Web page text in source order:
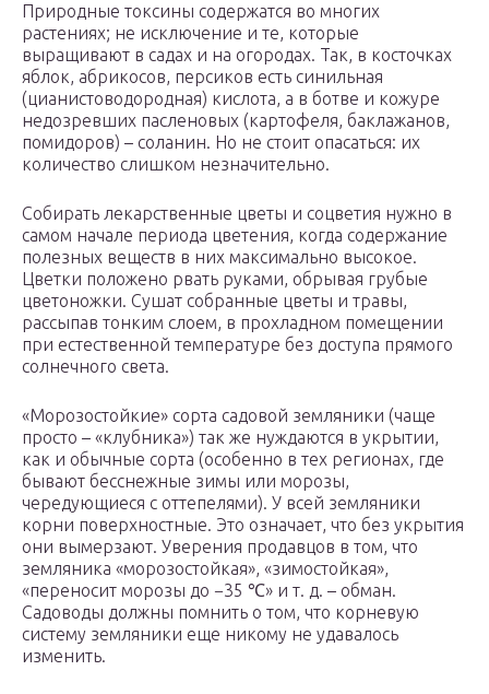
Природные токсины содержатся во многих
растениях; не исключение и те, которые
выращивают в садах и на огородах. Так, в косточках
яблок, абрикосов, персиков есть синильная
(цианистоводородная) кислота, а в ботве и кожуре
недозревших пасленовых (картофеля, баклажанов,
помидоров) – соланин. Но не стоит опасаться: их
количество слишком незначительно.
Собирать лекарственные цветы и соцветия нужно в
самом начале периода цветения, когда содержание
полезных веществ в них максимально высокое.
Цветки положено рвать руками, обрывая грубые
цветоножки. Сушат собранные цветы и травы,
рассыпав тонким слоем, в прохладном помещении
при естественной температуре без доступа прямого
солнечного света.
«Морозостойкие» сорта садовой земляники (чаще
просто – «клубника») так же нуждаются в укрытии,
как и обычные сорта (особенно в тех регионах, где
бывают бесснежные зимы или морозы,
чередующиеся с оттепелями). У всей земляники
корни поверхностные. Это означает, что без укрытия
они вымерзают. Уверения продавцов в том, что
земляника «морозостойкая», «зимостойкая»,
«переносит морозы до −35 ℃» и т. д. – обман.
Садоводы должны помнить о том, что корневую
систему земляники еще никому не удавалось
изменить.